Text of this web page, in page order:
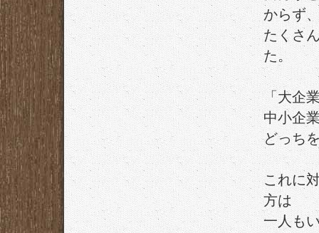
からず
たくさ
た。
「大企
中小企
どっち
これに
方は
一人も